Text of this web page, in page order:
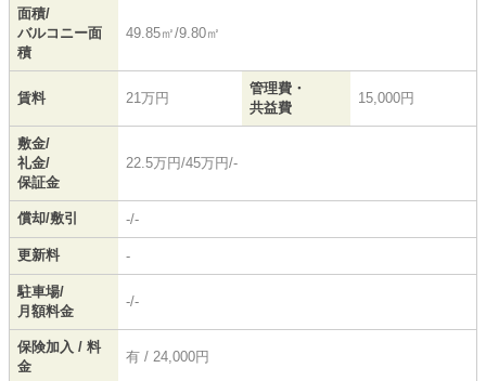
面積/
バルコニー面
積
49.85㎡/9.80㎡
賃料 21万円
管理費・
共益費
15,000円
敷金/
礼金/
保証金
22.5万円/45万円/-
償却/敷引 -/-
更新料 -
駐車場/
月額料金
-/-
保険加入 / 料
金
有 / 24,000円